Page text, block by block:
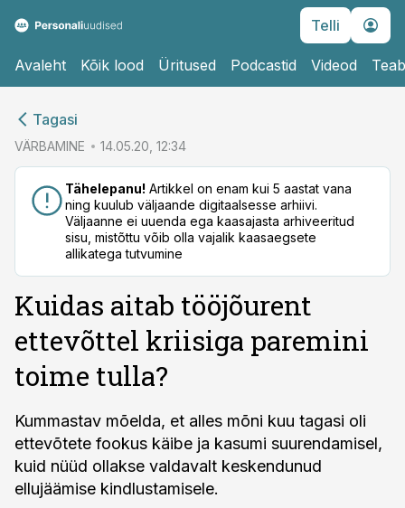
Telli
Avaleht Kõik lood Üritused Podcastid Videod
Tagasi
VÄRBAMINE 14.05.20, 12:34
Tähelepanu! Artikkel on enam kui 5 aastat vana
ning kuulub väljaande digitaalsesse arhiivi.
Väljaanne ei uuenda ega kaasajasta arhiveeritud
sisu, mistõttu võib olla vajalik kaasaegsete
allikatega tutvumine
Kuidas aitab tööjõurent
ettevõttel kriisiga paremini
toime tulla?
Kummastav mõelda, et alles mõni kuu tagasi oli
ettevõtete fookus käibe ja kasumi suurendamisel,
kuid nüüd ollakse valdavalt keskendunud
ellujäämise kindlustamisele.